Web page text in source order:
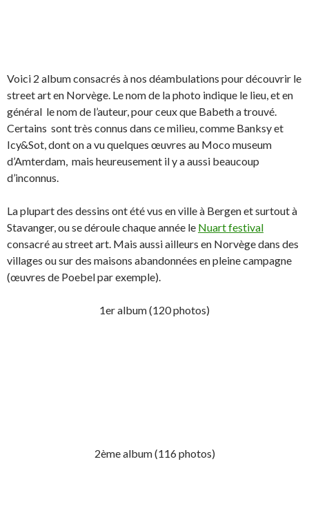
Voici 2 album consacrés à nos déambulations pour découvrir le
street art en Norvège. Le nom de la photo indique le lieu, et en
général le nom de l’auteur, pour ceux que Babeth a trouvé.
Certains sont très connus dans ce milieu, comme Banksy et
Icy&Sot, dont on a vu quelques œuvres au Moco museum
d’Amterdam, mais heureusement il y a aussi beaucoup
d’inconnus.
La plupart des dessins ont été vus en ville à Bergen et surtout à
Stavanger, ou se déroule chaque année le Nuart festival
consacré au street art. Mais aussi ailleurs en Norvège dans des
villages ou sur des maisons abandonnées en pleine campagne
(œuvres de Poebel par exemple).
1er album (120 photos)
2ème album (116 photos)